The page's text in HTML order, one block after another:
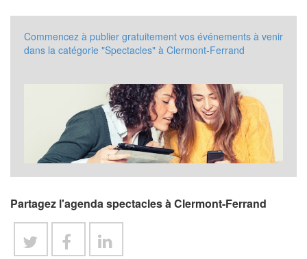
Commencez à publier gratuitement vos événements à venir
dans la catégorie "Spectacles" à Clermont-Ferrand
Partagez l'agenda spectacles à Clermont-Ferrand